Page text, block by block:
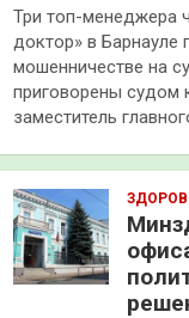
Три топ-менеджера
доктор» в Барнауле
мошенничестве на
приговорены судом
заместитель